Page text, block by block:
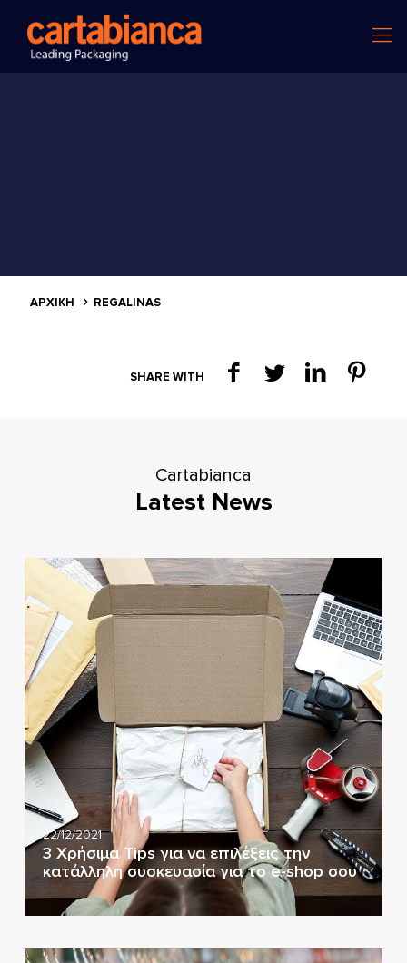
ΑΡΧΙΚΗ REGALINAS
SHARE WITH
Cartabianca
Latest News
22/12/2021
3 Χρήσιμα Tips για να επιλέξεις την
κατάλληλη συσκευασία για το e-shop σου